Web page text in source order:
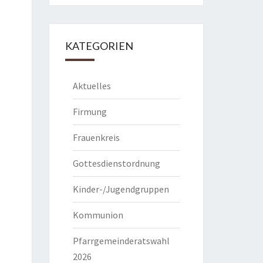
KATEGORIEN
Aktuelles
Firmung
Frauenkreis
Gottesdienstordnung
Kinder-/Jugendgruppen
Kommunion
Pfarrgemeinderatswahl
2026